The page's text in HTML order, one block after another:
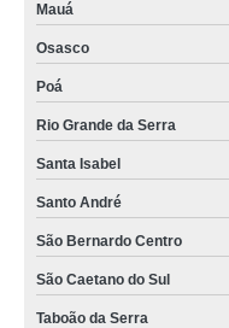
Mauá
Osasco
Poá
Rio Grande da Serra
Santa Isabel
Santo André
São Bernardo Centro
São Caetano do Sul
Taboão da Serra